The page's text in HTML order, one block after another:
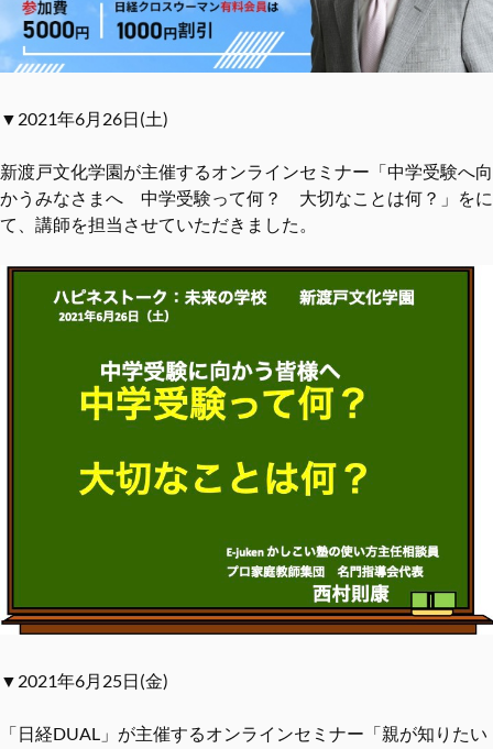
▼2021年6月26日(土)
新渡戸文化学園が主催するオンラインセミナー「中学受験へ向
かうみなさまへ 中学受験って何？ 大切なことは何？」をに
て、講師を担当させていただきました。
▼2021年6月25日(金)
「日経DUAL」が主催するオンラインセミナー「親が知りたい